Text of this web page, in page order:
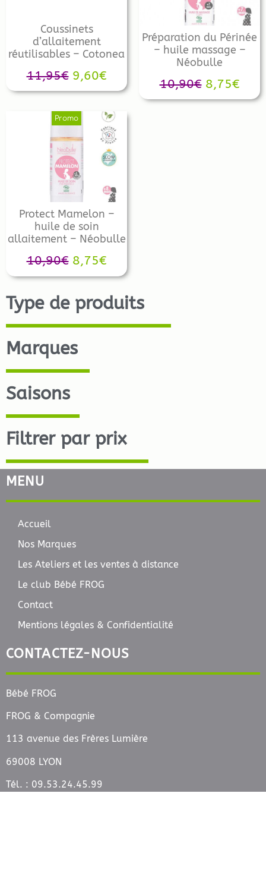
Type de produits
Marques
Saisons
Filtrer par prix
Coussinets
d’allaitement
réutilisables – Cotonea
11,95€ 9,60€
Préparation du Périnée
– huile massage –
Néobulle
10,90€ 8,75€
Promo
Protect Mamelon –
huile de soin
allaitement – Néobulle
10,90€ 8,75€
MENU
Accueil
Nos Marques
Les Ateliers et les ventes à distance
Le club Bébé FROG
Contact
Mentions légales & Confidentialité
CONTACTEZ-NOUS
Bébé FROG
FROG & Compagnie
113 avenue des Frères Lumière
69008 LYON
Tél. : 09.53.24.45.99